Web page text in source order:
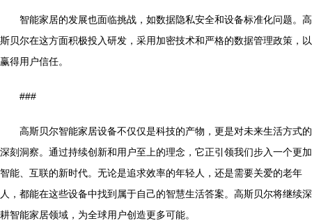
智能家居的发展也面临挑战，如数据隐私安全和设备标准化问题。高
斯贝尔在这方面积极投入研发，采用加密技术和严格的数据管理政策，以
赢得用户信任。
###
高斯贝尔智能家居设备不仅仅是科技的产物，更是对未来生活方式的
深刻洞察。通过持续创新和用户至上的理念，它正引领我们步入一个更加
智能、互联的新时代。无论是追求效率的年轻人，还是需要关爱的老年
人，都能在这些设备中找到属于自己的智慧生活答案。高斯贝尔将继续深
耕智能家居领域，为全球用户创造更多可能。